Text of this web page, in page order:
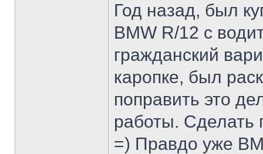
Год назад, был
BMW R/12 с
гражданский
каропке, был
поправить это
работы. Сделать
=) Правдо уже